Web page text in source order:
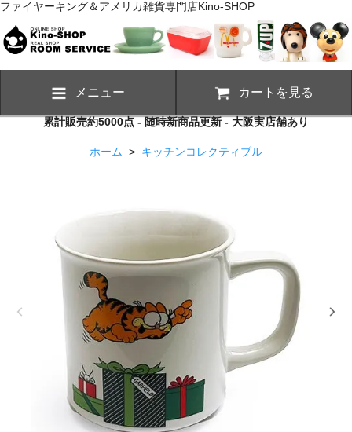
ファイヤーキング＆アメリカ雑貨専門店Kino-SHOP
メニュー カートを見る
累計販売約5000点 - 随時新商品更新 - 大阪実店舗あり
ホーム > キッチンコレクティブル